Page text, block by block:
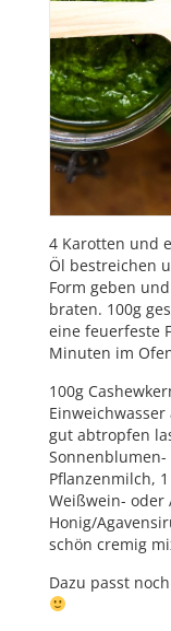
4 Karotten und
Öl bestreichen
Form geben
braten. 100g
eine feuerfeste
Minuten im
100g
gut abtropfen
Sonnenblumen-
Pflanzenmilch,
Weißwein- oder
Honig/
schön cremig
Dazu passt